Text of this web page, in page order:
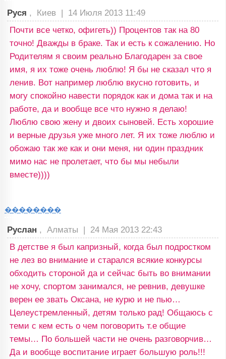
Руся , Киев | 14 Июля 2013 11:49
Почти все четко, офигеть)) Процентов так на 80
точно! Дважды в браке. Так и есть к сожалению. Но
Родителям я своим реально Благодарен за свое
имя, я их тоже очень люблю! Я бы не сказал что я
ленив. Вот например люблю вкусно готовить, и
могу спокойно навести порядок как и дома так и на
работе, да и вообще все что нужно я делаю!
Люблю свою жену и двоих сыновей. Есть хорошие
и верные друзья уже много лет. Я их тоже люблю и
обожаю так же как и они меня, ни один праздник
мимо нас не пролетает, что бы мы небыли
вместе))))
��������
Руслан , Алматы | 24 Мая 2013 22:43
В детстве я был капризный, когда был подростком
не лез во внимание и старался всякие конкурсы
обходить стороной да и сейчас быть во внимании
не хочу, спортом занимался, не ревнив, девушке
верен ее звать Оксана, не курю и не пью…
Целеустремленный, детям только рад! Общаюсь с
теми с кем есть о чем поговорить т.е общие
темы… По большей части не очень разговорчив…
Да и вообще воспитание играет большую роль!!!